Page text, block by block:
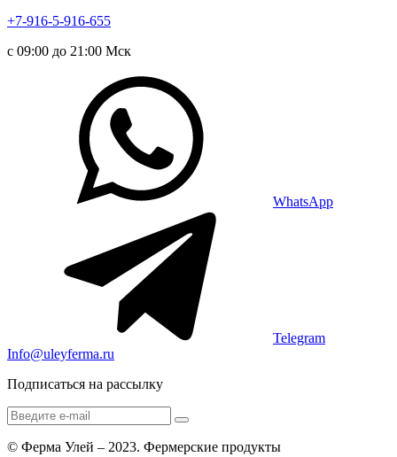
+7-916-5-916-655
с 09:00 до 21:00 Мск
WhatsApp
Telegram
Info@uleyferma.ru
Подписаться на рассылку
© Ферма Улей – 2023. Фермерские продукты